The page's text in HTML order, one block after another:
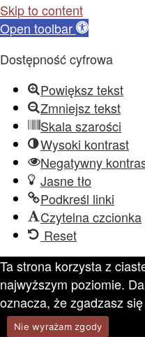
Skip to content
Open toolbar
Dostępność cyfrowa
Powiększ tekst
Zmniejsz tekst
Skala szarości
Wysoki kontrast
Negatywny
Jasne tło
Podkreśl linki
Czytelna czcionka
Reset
Ta strona korzysta z
najwyższym poziomie.
oznacza, że zgadzasz
Nie wyrażam zgody